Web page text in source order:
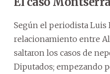
Según el periodista Luis
relacionamiento entre
saltaron los casos de
Diputados; empezando